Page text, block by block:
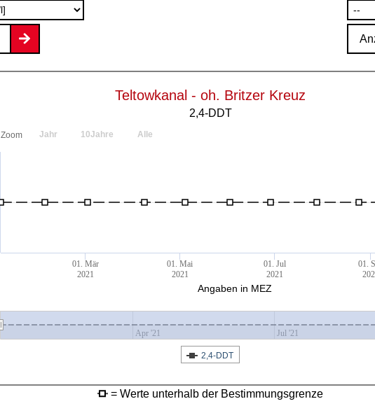
Angaben in MEZ
Teltowkanal - oh. Britzer Kreuz
2,4-DDT
01. Mär
2021
01. Mai
2021
01. Jul
2021
01.
Apr '21 Jul '21
Zoom Jahr 10Jahre Alle
2,4-DDT
= Werte unterhalb der Bestimmungsgrenze